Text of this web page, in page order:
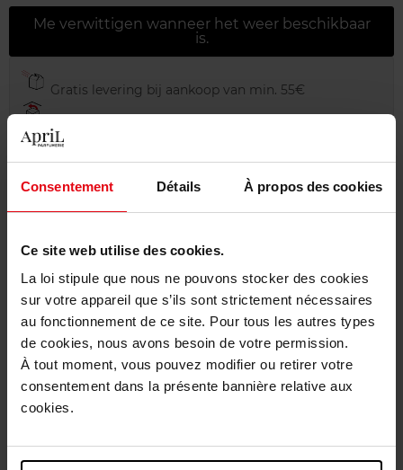
Consentement Détails À propos des cookies
Ce site web utilise des cookies.
La loi stipule que nous ne pouvons stocker des cookies
sur votre appareil que s’ils sont strictement nécessaires
au fonctionnement de ce site. Pour tous les autres types
de cookies, nous avons besoin de votre permission.
À tout moment, vous pouvez modifier ou retirer votre
consentement dans la présente bannière relative aux
cookies.
Me verwittigen wanneer het weer beschikbaar
is.
Gratis levering bij aankoop van min. 55€
Gratis verpakking
Beschrijving
Gebruiksadvies
Karakteristieken
Review Beleid inzake klantbeoordelingen